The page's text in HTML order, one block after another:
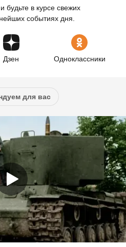
будьте в курсе свежих
событиях дня.
Дзен Одноклассники
для вас